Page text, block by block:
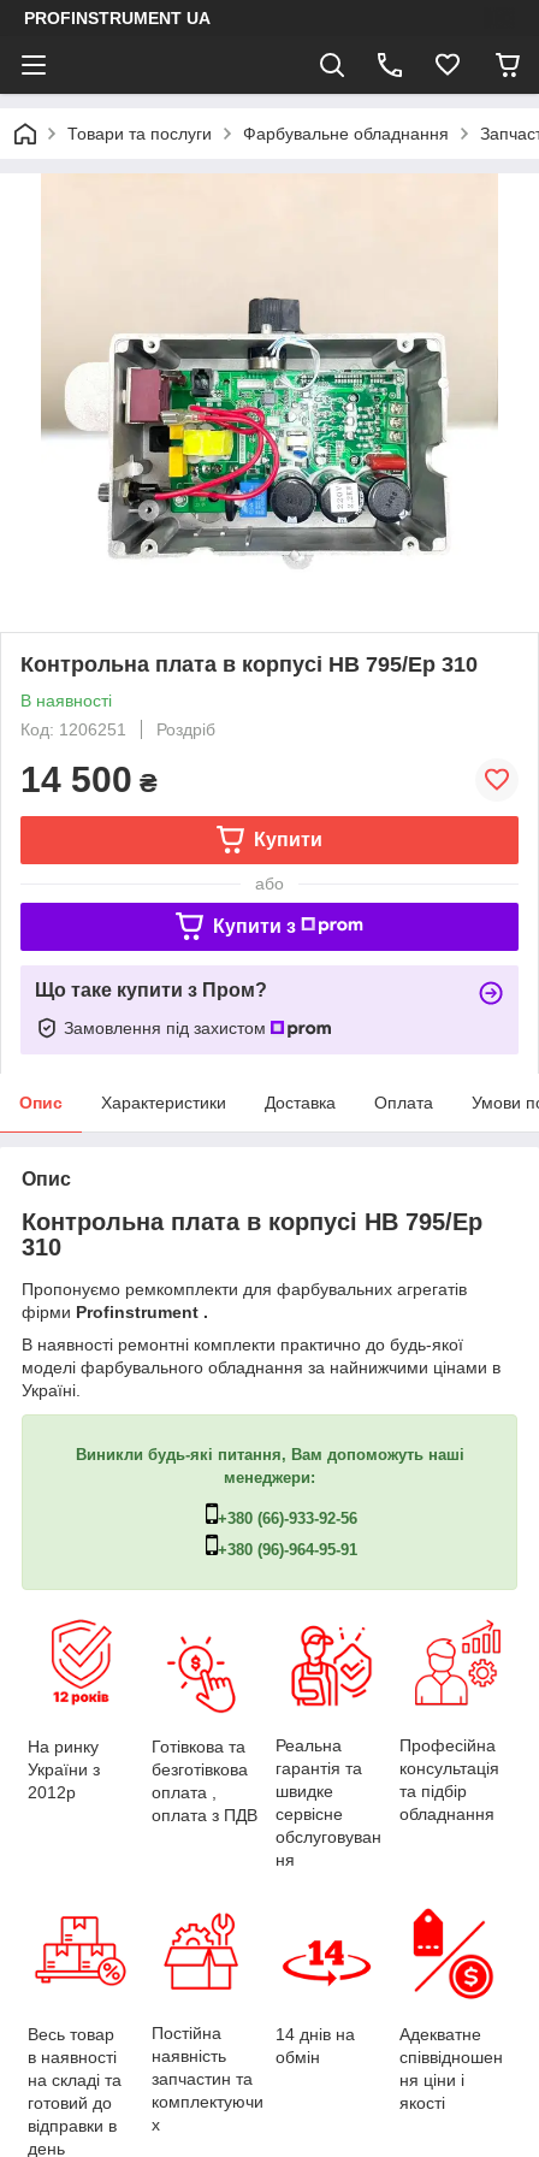
PROFINSTRUMENT UA
Товари та послуги Фарбувальне обладнання
Контрольна плата в корпусі HB 795/Ep 310
В наявності
Код: 1206251
Роздріб
14 500 ₴
Купити
або
Купити з
Що таке купити з Пром?
Замовлення під захистом
Опис Характеристики Доставка Оплата Умови
Опис
Контрольна плата в корпусі HB 795/Ep
310
Пропонуємо ремкомплекти для фарбувальних агрегатів
фірми Profinstrument .
В наявності ремонтні комплекти практично до будь-якої
моделі фарбувального обладнання за найнижчими цінами в
Україні.
Виникли будь-які питання, Вам допоможуть наші
менеджери:
+380 (66)-933-92-56
+380 (96)-964-95-91
На ринку
України з
2012р
Готівкова та
безготівкова
оплата ,
оплата з ПДВ
Реальна
гарантія та
швидке
сервісне
обслуговуван
ня
Професійна
консультація
та підбір
обладнання
Весь товар
в наявності
на складі та
готовий до
відправки в
день
Постійна
наявність
запчастин та
комплектуючи
х
14 днів на
обмін
Адекватне
співвідношен
ня ціни і
якості